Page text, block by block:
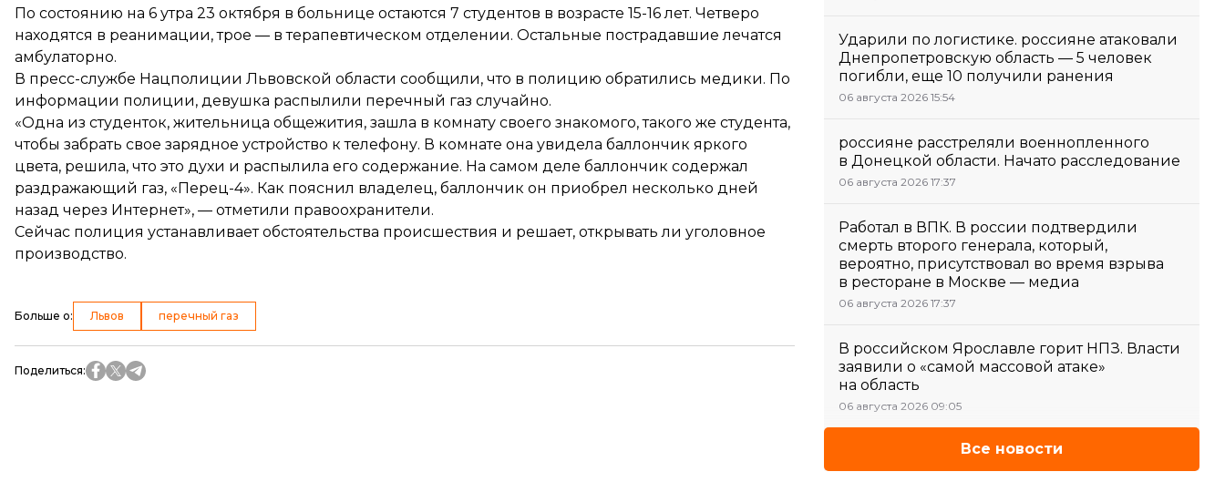
По состоянию на 6 утра 23 октября в больнице остаются 7 студентов в возрасте 15-16 лет. Четверо
находятся в реанимации, трое — в терапевтическом отделении. Остальные пострадавшие лечатся
амбулаторно.
В пресс-службе Нацполиции Львовской области сообщили, что в полицию обратились медики. По
информации полиции, девушка распылили перечный газ случайно.
«Одна из студенток, жительница общежития, зашла в комнату своего знакомого, такого же студента,
чтобы забрать свое зарядное устройство к телефону. В комнате она увидела баллончик яркого
цвета, решила, что это духи и распылила его содержание. На самом деле баллончик содержал
раздражающий газ, «Перец-4». Как пояснил владелец, баллончик он приобрел несколько дней
назад через Интернет», — отметили правоохранители.
Сейчас полиция устанавливает обстоятельства происшествия и решает, открывать ли уголовное
производство.
Больше о: Львов перечный газ
Поделиться:
Ударили по логистике. россияне атаковали
Днепропетровскую область — 5 человек
погибли, еще 10 получили ранения
06 августа 2026 15:54
россияне расстреляли военнопленного
в Донецкой области. Начато расследование
06 августа 2026 17:37
Работал в ВПК. В россии подтвердили
смерть второго генерала, который,
вероятно, присутствовал во время взрыва
в ресторане в Москве — медиа
06 августа 2026 17:37
В российском Ярославле горит НПЗ. Власти
заявили о «самой массовой атаке»
на область
06 августа 2026 09:05
Все новости